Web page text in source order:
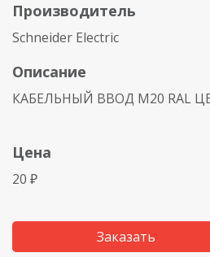
Производитель
Schneider Electric
Описание
КАБЕЛЬНЫЙ ВВОД М20 RAL
Цена
20 ₽
Заказать